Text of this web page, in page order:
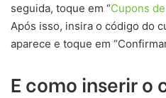
seguida, toque em “Cupons
Após isso, insira o código do
aparece e toque em
E como inserir o